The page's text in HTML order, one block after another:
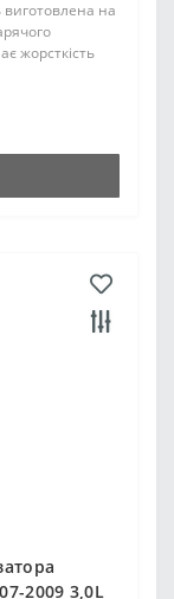
виготовлена на
жорсткість
2009 3,0L